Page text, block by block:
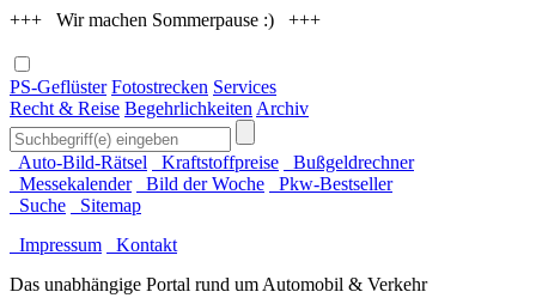
+++ Wir machen Sommerpause :) +++
PS-Geflüster Fotostrecken Services
Recht & Reise Begehrlichkeiten Archiv
Auto-Bild-Rätsel Kraftstoffpreise
Bußgeldrechner
Messekalender
Bild der Woche
Pkw-Bestseller
Suche
Sitemap
Impressum
Kontakt
Das unabhängige Portal rund um Automobil & Verkehr